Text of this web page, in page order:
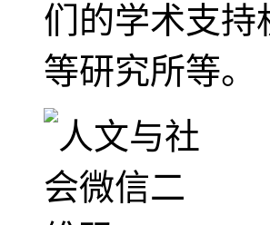
们的学术支持
等研究所等。